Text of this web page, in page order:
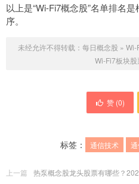
以上是“Wi-Fi7概念股”名单排名
序。
未经允许不得转载： 每日概念股 » Wi-
Wi-Fi7板块股
赞 (0)
标签： 通信技术
上一篇
热泵概念股龙头股票有哪些？